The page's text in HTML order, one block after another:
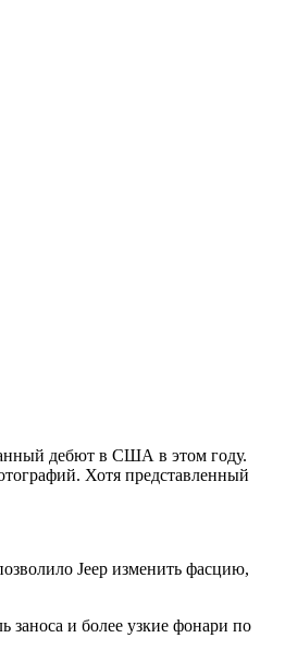
дебют в США в этом году.
Хотя представленный
Jeep изменить фасцию,
заноса и более узкие фонари по